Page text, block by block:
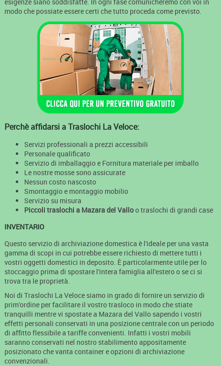
modo che possiate essere certi che tutto proceda come previsto.
Perchè affidarsi a Traslochi La Veloce:
Servizi professionali a prezzi accessibili
Personale qualificato
Servizio di imballaggio e Fornitura materiale per imballo
Le nostre mosse sono assicurate
Nessun costo nascosto
Smontaggio e montaggio mobilio
Servizio su misura
Piccoli traslochi a Mazara del Valloo traslochi di grandi case
INVENTARIO
Questo servizio di archiviazione domestica è l'ideale per una vasta
gamma di scopi in cui potrebbe essere richiesto di mettere tutti i
vostri oggetti domestici in deposito. È particolarmente utile per lo
stoccaggio prima di spostare l'intera famiglia all'estero o se ci si
trova tra le proprietà.
Noi di Traslochi La Veloce siamo in grado di fornire un servizio di
prim'ordine per facilitare il vostro trasloco in modo che stiate
tranquilli mentre vi spostate a Mazara del Vallo sapendo i vostri
effetti personali conservati in una posizione centrale con un periodo
di affitto flessibile a tariffe convenienti. Infatti i vostri mobili
saranno conservati nel nostro stabilimento appositamente
posizionato che vanta container e opzioni di archiviazione
convenzionali.